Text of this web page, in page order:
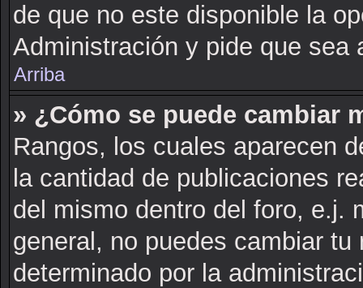
de que no este disponible la
Administración y pide que sea
Arriba
» ¿Cómo se puede cambiar
Rangos, los cuales aparecen
la cantidad de publicaciones
del mismo dentro del foro, e.j.
general, no puedes cambiar
determinado por la